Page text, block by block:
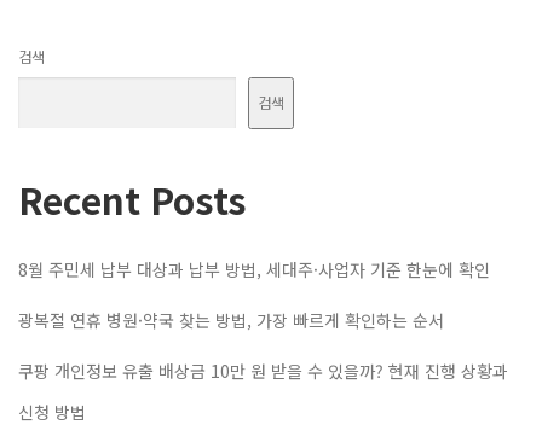
검색
검색
Recent Posts
8월 주민세 납부 대상과 납부 방법, 세대주·사업자 기준 한눈에 확인
광복절 연휴 병원·약국 찾는 방법, 가장 빠르게 확인하는 순서
쿠팡 개인정보 유출 배상금 10만 원 받을 수 있을까? 현재 진행 상황과
신청 방법